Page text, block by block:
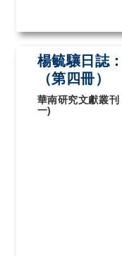
楊毓驤日誌
（第四冊）
華南研究文獻叢
一)